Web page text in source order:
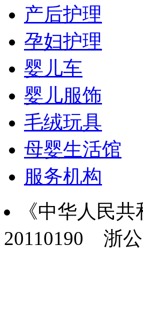
产后护理
孕妇护理
婴儿车
婴儿服饰
毛绒玩具
母婴生活馆
服务机构
《中华人民
20110190 浙